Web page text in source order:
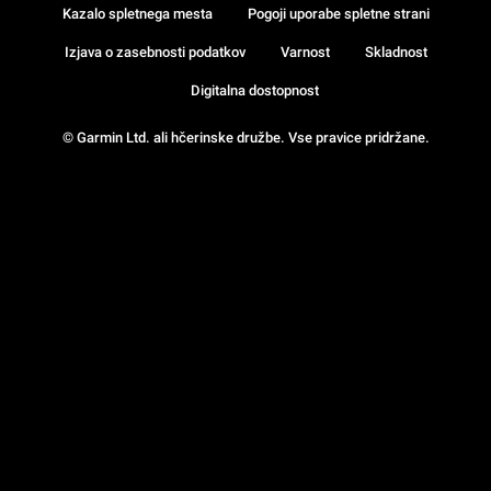
© Garmin Ltd. ali hčerinske družbe. Vse pravice pridržane.
Kazalo spletnega mesta Pogoji uporabe spletne strani
Izjava o zasebnosti podatkov Varnost Skladnost
Digitalna dostopnost